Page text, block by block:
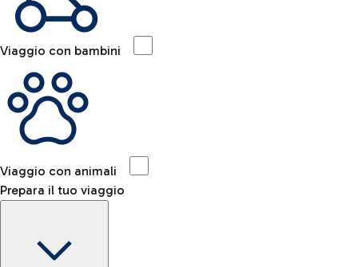
Viaggio con bambini
Viaggio con animali
Prepara il tuo viaggio